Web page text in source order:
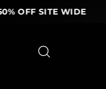
SITE WIDE